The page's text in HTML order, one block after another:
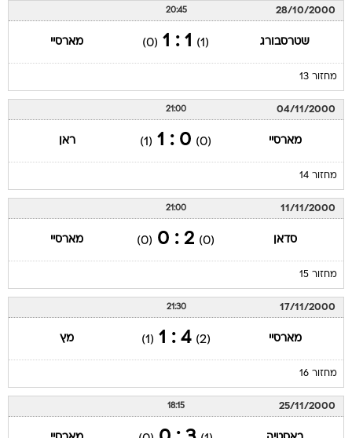
28/10/2000
20:45
שטרסבורג (1)
1 : 1
(0) מארסיי
מחזור 13
04/11/2000
21:00
מארסיי (0)
0 : 1
(1) ראן
מחזור 14
11/11/2000
21:00
סדאן (0)
2 : 0
(0) מארסיי
מחזור 15
17/11/2000
21:30
מארסיי (2)
4 : 1
(1) מץ
מחזור 16
25/11/2000
18:15